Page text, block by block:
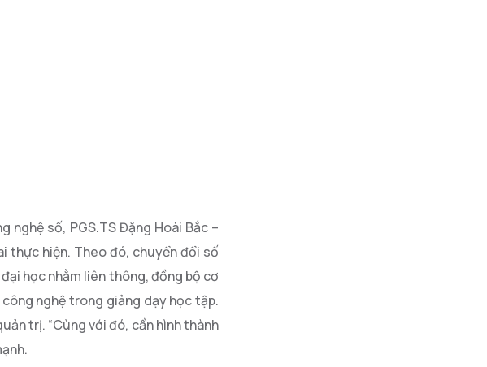
số, PGS.TS Đặng Hoài Bắc –
thực hiện. Theo đó, chuyển đổi số
học nhằm liên thông, đồng bộ cơ
nghệ trong giảng dạy học tập.
trị. “Cùng với đó, cần hình thành